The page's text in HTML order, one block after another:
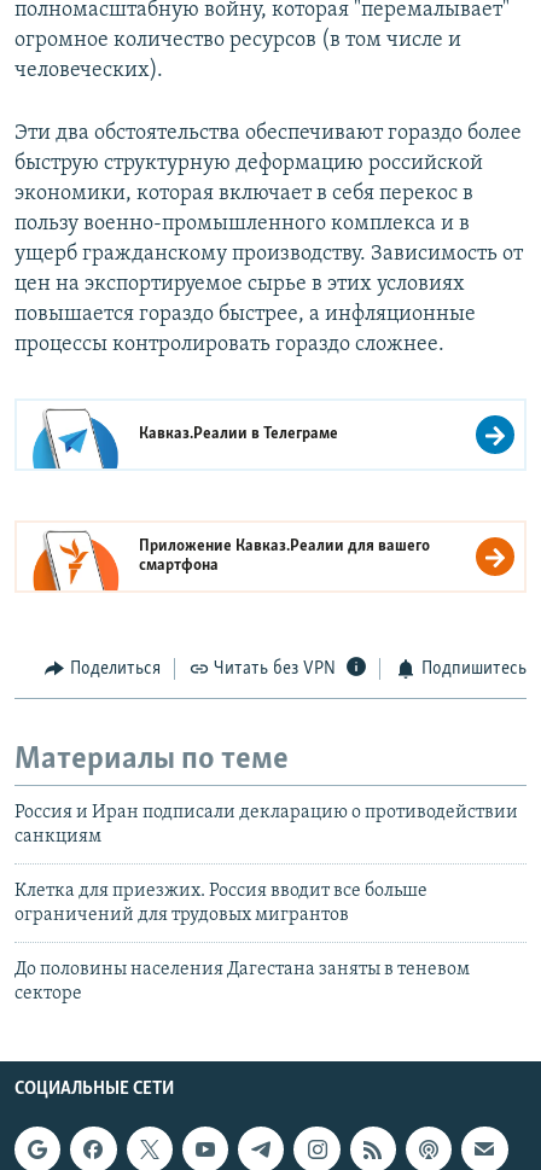
полномасштабную войну, которая "перемалывает"
огромное количество ресурсов (в том числе и
человеческих).
Эти два обстоятельства обеспечивают гораздо более
быструю структурную деформацию российской
экономики, которая включает в себя перекос в
пользу военно-промышленного комплекса и в
ущерб гражданскому производству. Зависимость от
цен на экспортируемое сырье в этих условиях
повышается гораздо быстрее, а инфляционные
процессы контролировать гораздо сложнее.
Кавказ.Реалии вТелеграме
Приложение Кавказ.Реалии для вашего
смартфона
Поделиться Читать без VPN Подпишитесь
Материалы по теме
Россия и Иран подписали декларацию о противодействии
санкциям
Клетка для приезжих. Россия вводит все больше
ограничений для трудовых мигрантов
До половины населения Дагестана заняты в теневом
секторе
СОЦИАЛЬНЫЕ СЕТИ